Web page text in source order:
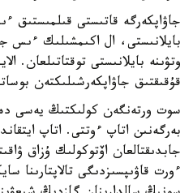
جاۋاپكەرگە قاتىستى قىلمىستىق
بايلانىستى، ال اكىمشىلىك ءىس
وتۋىنە بايلانىستى توقتاتىلعان.
قۇقىقتىق جاۋاپكەرشىلىكتەن
سوت ورتەنگەن كولىكتىڭ يەسى
بەرگەنىن اتاپ ءوتتى. اتاپ
جابدىقتالعان اۆتوكولىك ۇزاق
ءورت قاۋىپسىزدىگى تالاپتارىنا